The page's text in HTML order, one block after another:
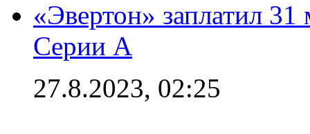
«Эвертон» заплатил
Серии А
27.8.2023, 02:25